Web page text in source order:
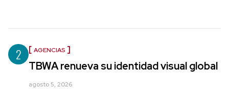
2 AGENCIAS
TBWA renueva su identidad visual global
agosto 5, 2026